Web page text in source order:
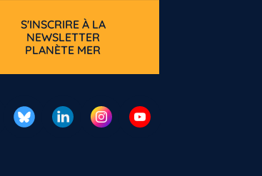
S'INSCRIRE À LA
NEWSLETTER
PLANÈTE MER